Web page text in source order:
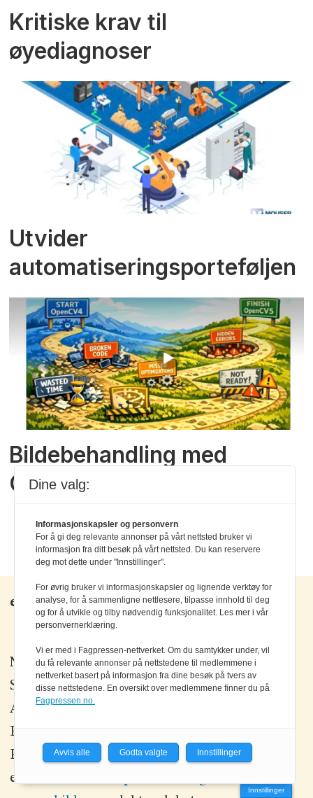
Kritiske krav til
øyediagnoser
Utvider
automatiseringsporteføljen
Bildebehandling med
Claude Code
elektronikknett.no
Nettredaktør:Einar Karlsen
Salgssjef:Morten Olsson
Alt innhold er
Elektronikkforlaget AS.
Elektronikk og elektronikknett.no arbeider
etter
Innstillinger
Dine valg:
Informasjonskapsler og personvern
For å gi deg relevante annonser på vårt nettsted bruker vi
informasjon fra ditt besøk på vårt nettsted. Du kan reservere
deg mot dette under "Innstillinger".
For øvrig bruker vi informasjonskapsler og lignende verktøy for
analyse, for å sammenligne nettlesere, tilpasse innhold til deg
og for å utvikle og tilby nødvendig funksjonalitet. Les mer i vår
personvernerklæring.
Vi er med i Fagpressen-nettverket. Om du samtykker under, vil
du få relevante annonser på nettstedene til medlemmene i
nettverket basert på informasjon fra dine besøk på tvers av
disse nettstedene. En oversikt over medlemmene finner du på
Fagpressen.no.
Avvis alle Godta valgte Innstillinger